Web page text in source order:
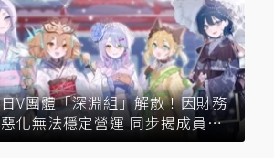
日V團體「深淵組」解散！因財務
惡化無法穩定營運 同步揭成員未
來去向